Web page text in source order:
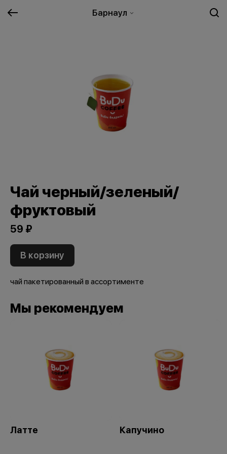
Барнаул
Чай черный/зеленый/
фруктовый
59 ₽
В корзину
чай пакетированный в ассортименте
Мы рекомендуем
Латте Капучино